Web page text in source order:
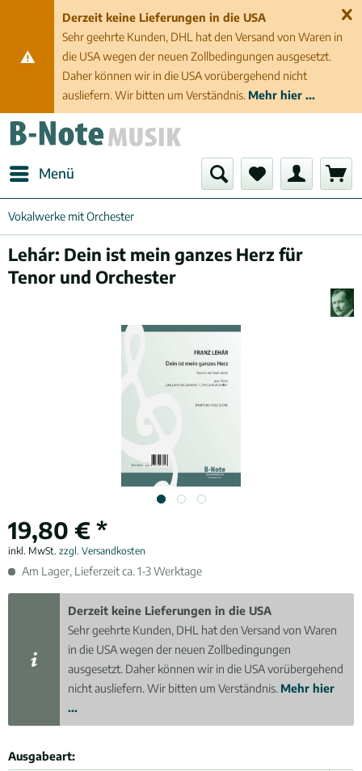
Derzeit keine Lieferungen in die USA
Sehr geehrte Kunden, DHL hat den Versand von Waren in
die USA wegen der neuen Zollbedingungen ausgesetzt.
Daher können wir in die USA vorübergehend nicht
ausliefern. Wir bitten um Verständnis. Mehr hier ...
Menü
Vokalwerke mit Orchester
Lehár: Dein ist mein ganzes Herz für
Tenor und Orchester
19,80 € *
inkl. MwSt. zzgl. Versandkosten
Am Lager, Lieferzeit ca. 1-3 Werktage
Derzeit keine Lieferungen in die USA
Sehr geehrte Kunden, DHL hat den Versand von Waren
in die USA wegen der neuen Zollbedingungen
ausgesetzt. Daher können wir in die USA vorübergehend
nicht ausliefern. Wir bitten um Verständnis. Mehr hier
...
Ausgabeart: